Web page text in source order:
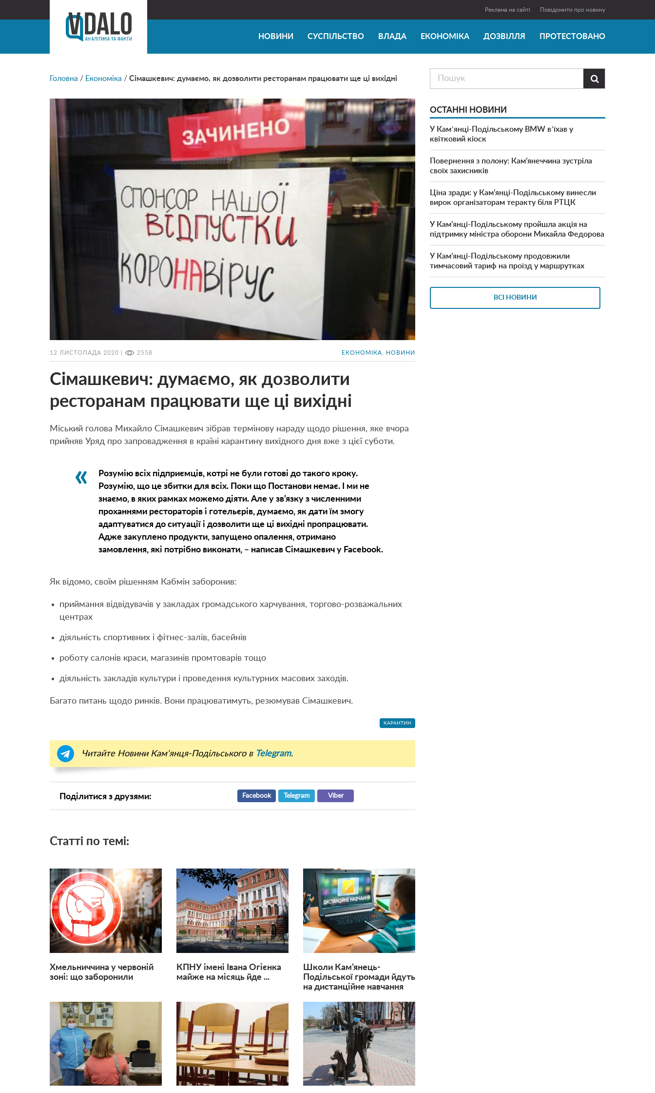
Реклама на сайті Повідомити про новину
НОВИНИ СУСПІЛЬСТВО ВЛАДА ЕКОНОМІКА ДОЗВІЛЛЯ ПРОТЕСТОВАНО
Головна / Економіка / Сімашкевич: думаємо, як дозволити ресторанам працювати ще ці вихідні
12 ЛИСТОПАДА 2020 | 2558 ЕКОНОМІКА НОВИНИ
Сімашкевич: думаємо, як дозволити
ресторанам працювати ще ці вихідні
Міський голова Михайло Сімашкевич зібрав термінову нараду щодо рішення, яке вчора
прийняв Уряд про запровадження в країні карантину вихідного дня вже з цієї суботи.
Розумію всіх підприємців, котрі не були готові до такого кроку.
Розумію, що це збитки для всіх. Поки що Постанови немає. І ми не
знаємо, в яких рамках можемо діяти. Але у зв’язку з численними
проханнями рестораторів і готельєрів, думаємо, як дати їм змогу
адаптуватися до ситуації і дозволити ще ці вихідні пропрацювати.
Адже закуплено продукти, запущено опалення, отримано
замовлення, які потрібно виконати, – написав Сімашкевич у Facebook.
Як відомо, своїм рішенням Кабмін заборонив:
приймання відвідувачів у закладах громадського харчування, торгово-розважальних
центрах
діяльність спортивних і фітнес-залів, басейнів
роботу салонів краси, магазинів промтоварів тощо
діяльність закладів культури і проведення культурних масових заходів.
Багато питань щодо ринків. Вони працюватимуть, резюмував Сімашкевич.
КАРАНТИН
Читайте Новини Кам'янця-Подільського в Telegram.
Поділитися з друзями: Facebook Telegram Viber
Статті по темі:
Хмельниччина у червоній
зоні: що заборонили
КПНУ імені Івана Огієнка
майже на місяць йде ...
Школи Кам’янець-
Подільської громади йдуть
на дистанційне навчання

ОСТАННІ НОВИНИ
У Камʼянці-Подільському BMW вʼїхав у
квітковий кіоск
Повернення з полону: Кам’янеччина зустріла
своїх захисників
Ціна зради: у Кам’янці-Подільському винесли
вирок організаторам теракту біля РТЦК
У Кам’янці-Подільському пройшла акція на
підтримку міністра оборони Михайла Федорова
У Кам’янці-Подільському продовжили
тимчасовий тариф на проїзд у маршрутках
ВСІ НОВИНИ